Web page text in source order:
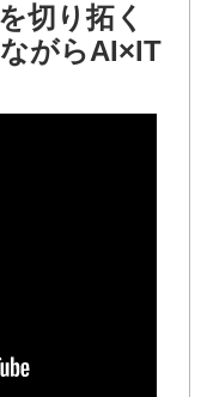
切り拓く
がらAI×IT